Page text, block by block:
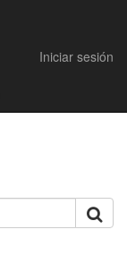
Iniciar sesión